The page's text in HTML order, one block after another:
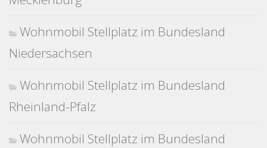
Wohnmobil Stellplatz im Bundesland
Niedersachsen
Wohnmobil Stellplatz im Bundesland
Rheinland-Pfalz
Wohnmobil Stellplatz im Bundesland